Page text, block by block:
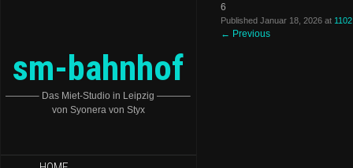
sm-bahnhof
———– Das Miet-Studio in Leipzig ———–
von Syonera von Styx
6
Published Januar 18, 2026 at
← Previous